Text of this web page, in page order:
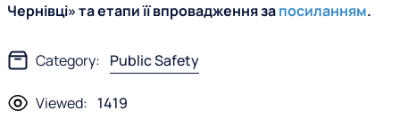
Чернівці» та етапи її впровадження запосиланням.
Category: Public Safety
Viewed: 1419